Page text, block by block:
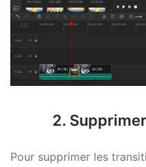
2.
Pour supprimer les